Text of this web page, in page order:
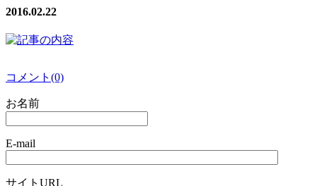
2016.02.22
コメント(0)
お名前
E-mail
サイトURL